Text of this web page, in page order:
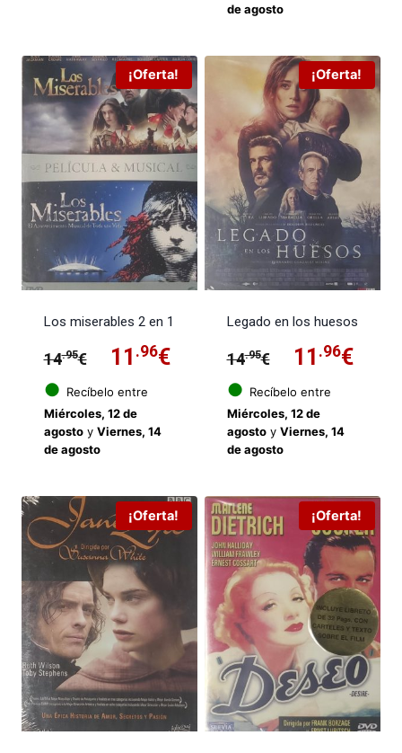
de agosto
¡Oferta!
Los miserables 2 en 1
14.95€
El
precio
original
14.95€.
11 .96€El
precio
actual
11.96€.
● Recíbelo entre
Miércoles, 12 de
agostoy Viernes, 14
de agosto
¡Oferta!
Legado en los huesos
14.95€
El
precio
original
14.95€.
11 .96€El
● Recíbelo entre
Miércoles, 12 de
agostoy Viernes, 14
de agosto
¡Oferta! ¡Oferta!